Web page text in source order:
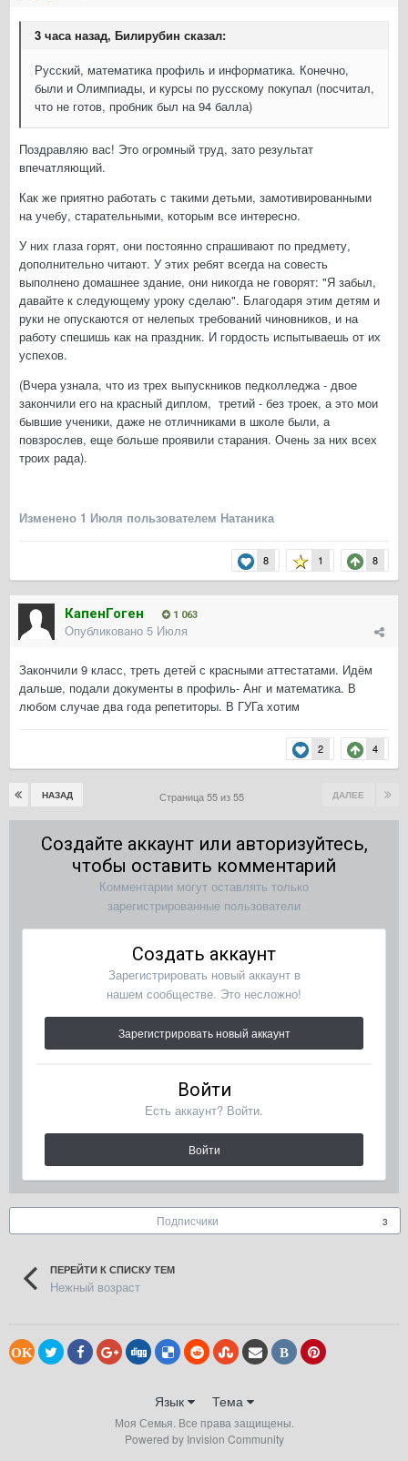
3 часа назад, Билирубин сказал:
Русский, математика профиль и информатика. Конечно,
были и Олимпиады, и курсы по русскому покупал (посчитал,
что не готов, пробник был на 94 балла)
Поздравляю вас! Это огромный труд, зато результат
впечатляющий.
Как же приятно работать с такими детьми, замотивированными
на учебу, старательными, которым все интересно.
У них глаза горят, они постоянно спрашивают по предмету,
дополнительно читают. У этих ребят всегда на совесть
выполнено домашнее здание, они никогда не говорят: "Я забыл,
давайте к следующему уроку сделаю". Благодаря этим детям и
руки не опускаются от нелепых требований чиновников, и на
работу спешишь как на праздник. И гордость испытываешь от их
успехов.
(Вчера узнала, что из трех выпускников педколледжа - двое
закончили его на красный диплом, третий - без троек, а это мои
бывшие ученики, даже не отличниками в школе были, а
повзрослев, еще больше проявили старания. Очень за них всех
троих рада).
Изменено 1 Июля пользователем Натаника
8 1 8
КапенГоген 1 063
Опубликовано 5 Июля
Закончили 9 класс, треть детей с красными аттестатами. Идём
дальше, подали документы в профиль- Анг и математика. В
любом случае два года репетиторы. В ГУГа хотим
2 4
НАЗАД ДАЛЕЕ
Страница 55 из 55
Создайте аккаунт или авторизуйтесь,
чтобы оставить комментарий
Комментарии могут оставлять только
зарегистрированные пользователи
Создать аккаунт
Зарегистрировать новый аккаунт в
нашем сообществе. Это несложно!
Зарегистрировать новый аккаунт
Войти
Есть аккаунт? Войти.
Войти
Подписчики 3
ПЕРЕЙТИ К СПИСКУ ТЕМ
Нежный возраст
OK В
Язык Тема
Моя Семья. Все права защищены.
Powered by Invision Community